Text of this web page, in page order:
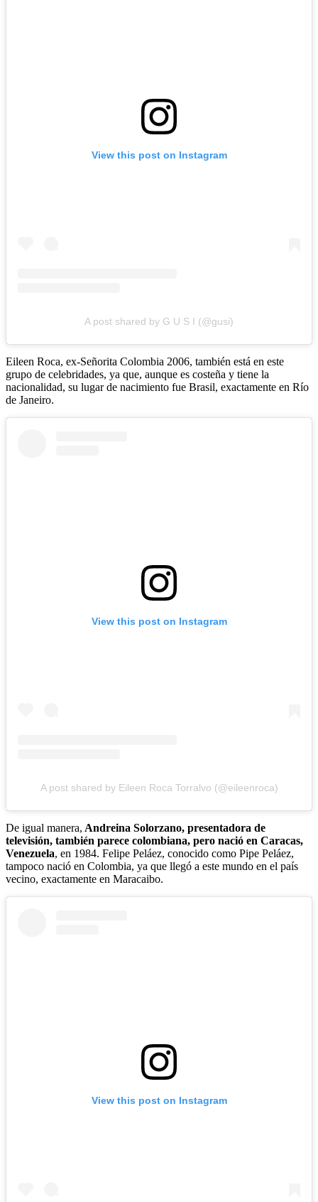
View this post on Instagram
A post shared by G U S I (@gusi)
Eileen Roca, ex‐Señorita Colombia 2006, también está en este
grupo de celebridades, ya que, aunque es costeña y tiene la
nacionalidad, su lugar de nacimiento fue Brasil, exactamente en Río
de Janeiro.
View this post on Instagram
A post shared by Eileen Roca Torralvo (@eileenroca)
De igual manera, Andreina Solorzano, presentadora de
televisión, también parece colombiana, pero nació en Caracas,
Venezuela, en 1984. Felipe Peláez, conocido como Pipe Peláez,
tampoco nació en Colombia, ya que llegó a este mundo en el país
vecino, exactamente en Maracaibo.
View this post on Instagram